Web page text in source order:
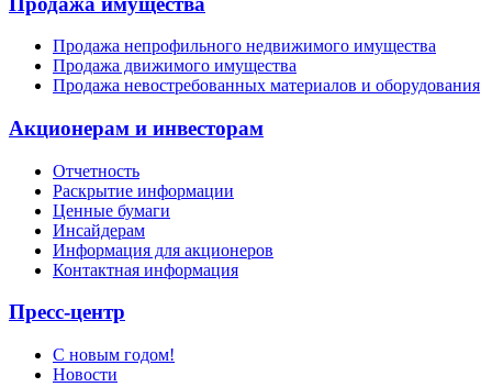
Продажа непрофильного недвижимого имущества
Продажа движимого имущества
Продажа невостребованных материалов и оборудования
Акционерам и инвесторам
Отчетность
Раскрытие информации
Ценные бумаги
Инсайдерам
Информация для акционеров
Контактная информация
Пресс-центр
С новым годом!
Новости